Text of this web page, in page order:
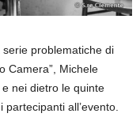
problematiche di
Camera”, Michele
nei dietro le quinte
all’evento.